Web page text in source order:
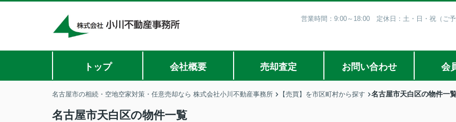
営業時間：9:00～18:00 定休日：土・日・祝（ご
トップ 会社概要 売却査定 お問い合わせ 会
名古屋市の相続・空地空家対策・任意売却なら 株式会社小川不動産事務所 【売買】を市区町村から探す 名古屋市天白区の物件一
名古屋市天白区の物件一覧